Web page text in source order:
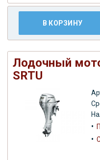
В КОРЗИНУ
Лодочный
SRTU
•
•